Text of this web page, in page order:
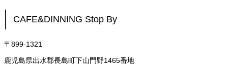
CAFE&DINNING Stop By
〒899-1321
鹿児島県出水郡長島町下山門野1465番地